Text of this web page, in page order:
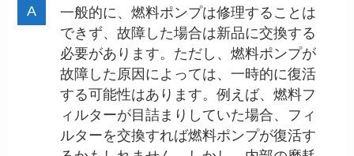
一般的に、燃料ポンプは修理することは
できず、故障した場合は新品に交換する
必要があります。ただし、燃料ポンプが
故障した原因によっては、一時的に復活
する可能性はあります。例えば、燃料フ
ィルターが目詰まりしていた場合、フィ
ルターを交換すれば燃料ポンプが復活す